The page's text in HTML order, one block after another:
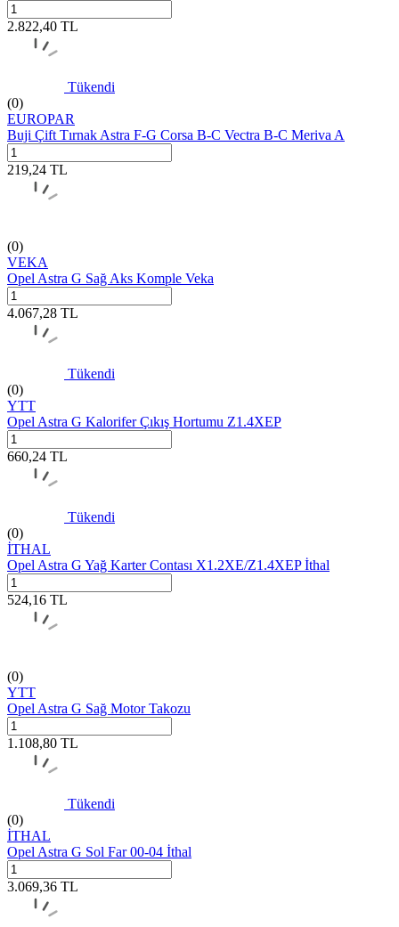
2.822,40 TL
Tükendi
(0)
EUROPAR
Buji Çift Tırnak Astra F-G Corsa B-C Vectra B-C Meriva A
219,24 TL
(0)
VEKA
Opel Astra G Sağ Aks Komple Veka
4.067,28 TL
Tükendi
(0)
YTT
Opel Astra G Kalorifer Çıkış Hortumu Z1.4XEP
660,24 TL
Tükendi
(0)
İTHAL
Opel Astra G Yağ Karter Contası X1.2XE/Z1.4XEP İthal
524,16 TL
(0)
YTT
Opel Astra G Sağ Motor Takozu
1.108,80 TL
Tükendi
(0)
İTHAL
Opel Astra G Sol Far 00-04 İthal
3.069,36 TL